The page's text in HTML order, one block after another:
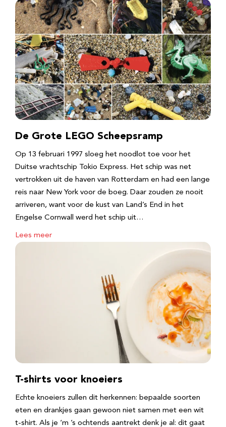
De Grote LEGO Scheepsramp
Op 13 februari 1997 sloeg het noodlot toe voor het
Duitse vrachtschip Tokio Express. Het schip was net
vertrokken uit de haven van Rotterdam en had een lange
reis naar New York voor de boeg. Daar zouden ze nooit
arriveren, want voor de kust van Land’s End in het
Engelse Cornwall werd het schip uit…
Lees meer
T-shirts voor knoeiers
Echte knoeiers zullen dit herkennen: bepaalde soorten
eten en drankjes gaan gewoon niet samen met een wit
t-shirt. Als je ‘m ’s ochtends aantrekt denk je al: dit gaat